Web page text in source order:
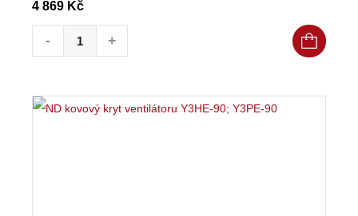
4 869 Kč
Brzda BFK457-08-compact; 8 Nm; 205V DC; množství
- +